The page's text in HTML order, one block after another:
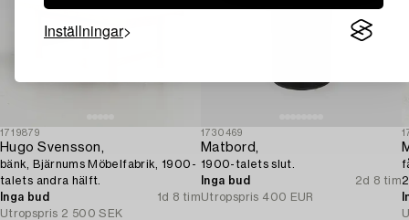
Inställningar
1719879
Hugo Svensson,
bänk, Bjärnums Möbelfabrik, 1900-
talets andra hälft.
Inga bud
1d 8 tim
Utropspris 2 500 SEK
1730469
Matbord,
1900-talets slut.
Inga bud
2d 8 tim
Utropspris 400 EUR